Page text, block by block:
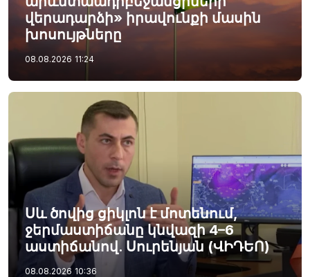
վերադարձի» իրավունքի մասին
խոսույթները
08.08.2026 11:24
Սև ծովից ցիկլոն է մոտենում,
ջերմաստիճանը կնվազի 4–6
աստիճանով. Սուրենյան (ՎԻԴԵՈ)
08.08.2026 10:36